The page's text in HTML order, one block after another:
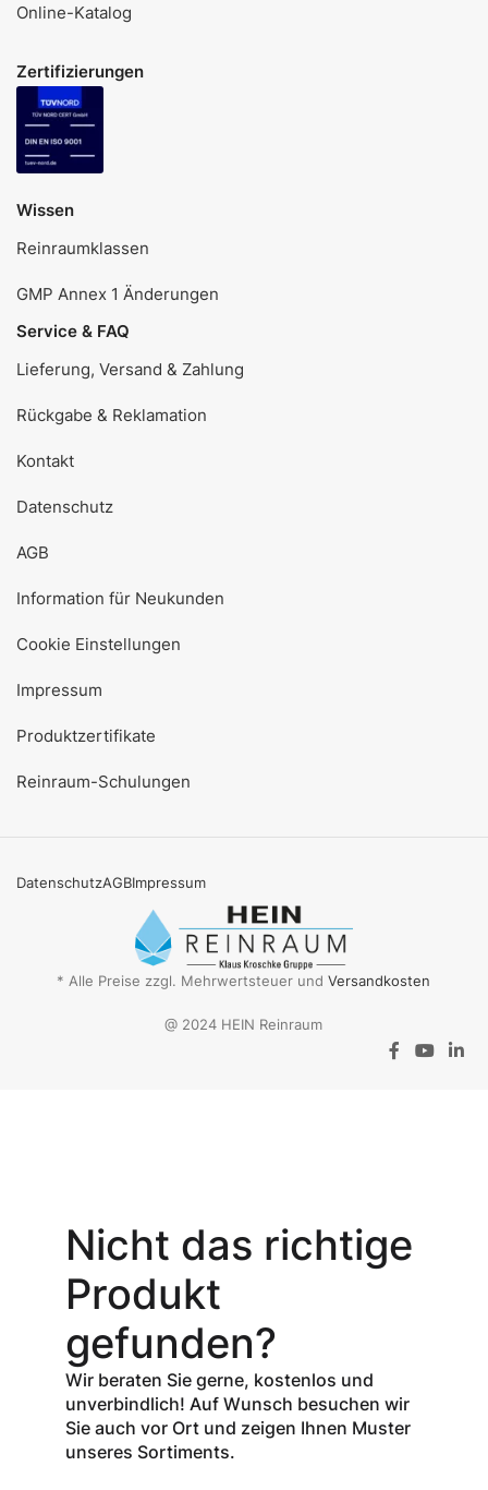
Online-Katalog
Zertifizierungen
Wissen
Reinraumklassen
GMP Annex 1 Änderungen
Service & FAQ
Lieferung, Versand & Zahlung
Rückgabe & Reklamation
Kontakt
Datenschutz
AGB
Information für Neukunden
Cookie Einstellungen
Impressum
Produktzertifikate
Reinraum-Schulungen
DatenschutzAGBImpressum
* Alle Preise zzgl. Mehrwertsteuer undVersandkosten
@ 2024 HEIN Reinraum
Gutschein-Code
INSPEC30
erhalten Sie
% Rabattauf
den Netto-
Verkaufspreis
aller Produkte
der Marke
InSpec von
Nicht das richtige
Produkt
gefunden?
Wir beraten Sie gerne, kostenlos und
unverbindlich! Auf Wunsch besuchen wir
Sie auch vor Ort und zeigen Ihnen Muster
unseres Sortiments.